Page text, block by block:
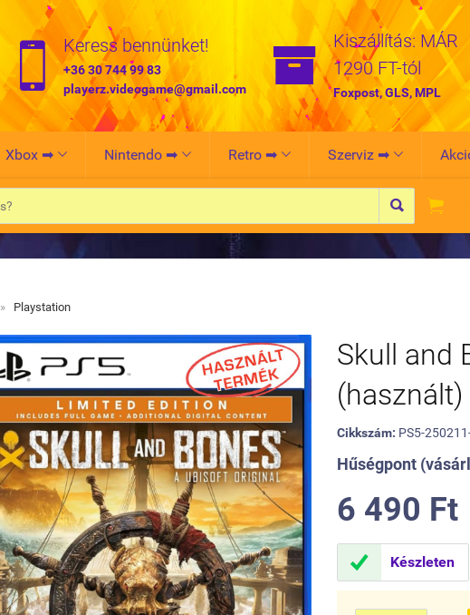
 Keress bennünket!
+36 30 744 99 83
playerz.videogame@gmail.com

Kiszállítás: MÁR
1290 FT-tól
Foxpost, GLS, MPL
Xbox ➡  Nintendo ➡  Retro ➡  Szerviz ➡ 
 
» Playstation
Skull and
(használt)
Cikkszám: PS5-
Hűségpont
6 490 Ft
 Készleten